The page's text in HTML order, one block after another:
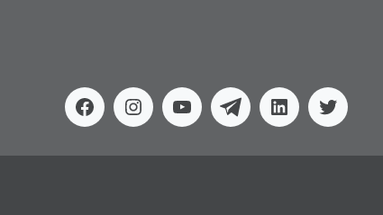
FacebookInstagram
YoutubeTelegramLinkedinTwitter